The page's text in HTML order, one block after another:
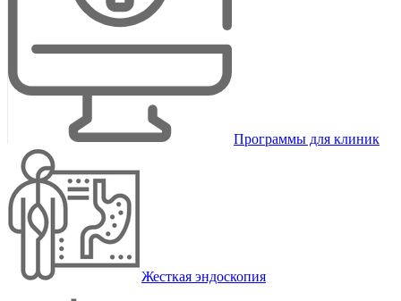
Программы для клиник
Жесткая эндоскопия